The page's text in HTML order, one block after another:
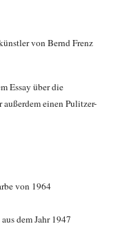
von Bernd Frenz
Essay über die
einen Pulitzer-
von 1964
aus dem Jahr 1947